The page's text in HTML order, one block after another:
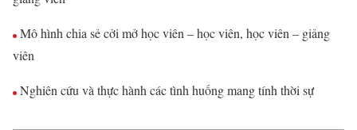
Mô hình chia sẻ cởi mở học viên – học viên, học viên – giảng
viên
Nghiên cứu và thực hành các tình huống mang tính thời sự